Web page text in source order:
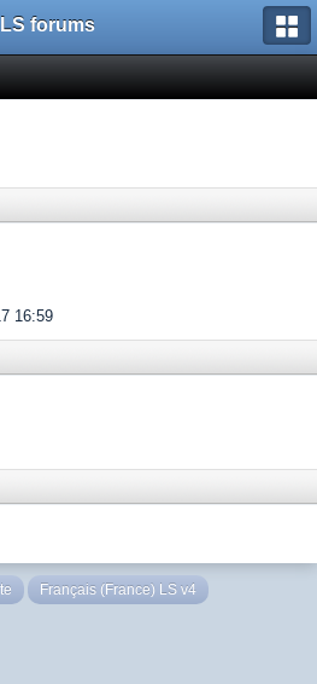
LS forums
16:59
Français (France) LS v4